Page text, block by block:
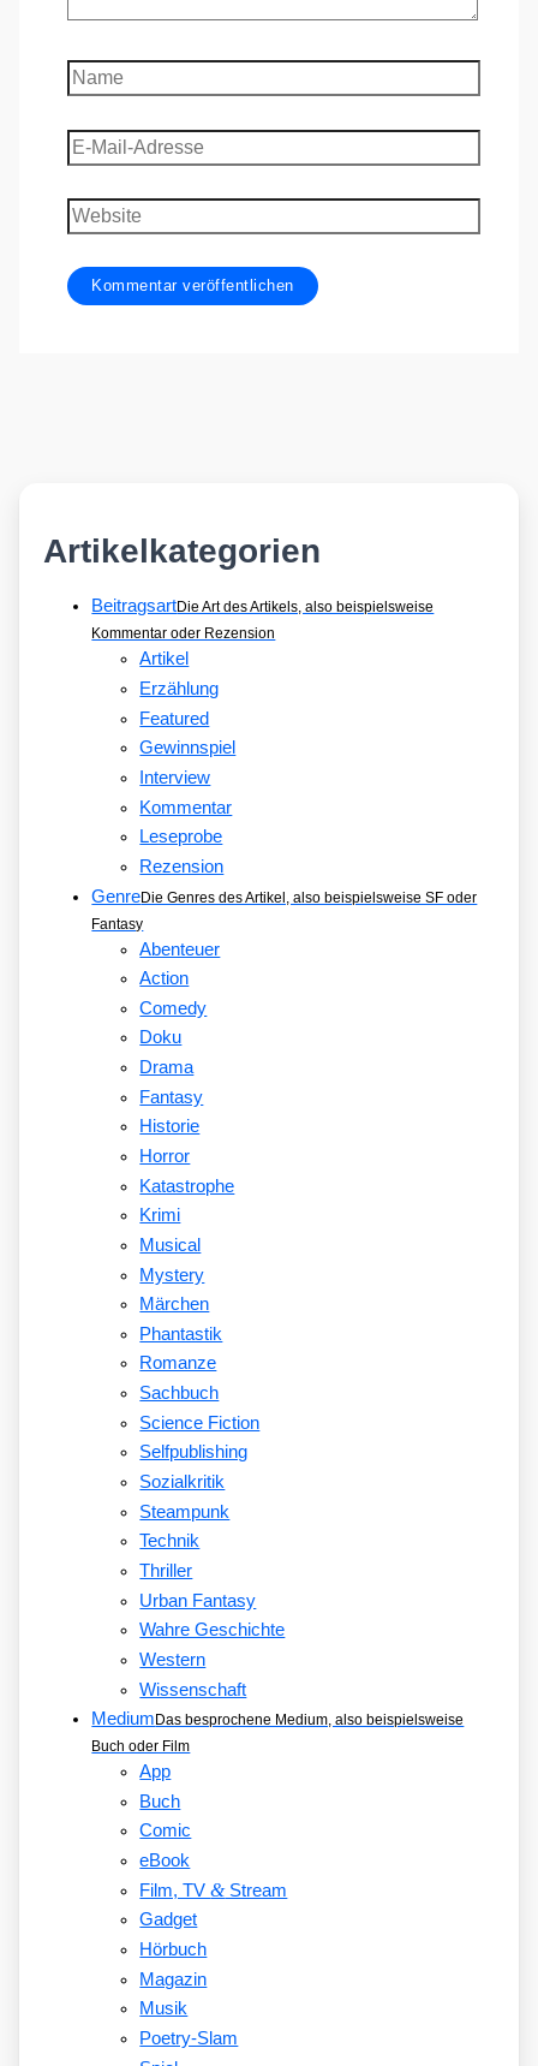
Name
E-
Mail-
Adresse
Website
Artikelkategorien
BeitragsartDie Art des Artikels, also beispielsweise
Kommentar oder Rezension
Artikel
Erzählung
Featured
Gewinnspiel
Interview
Kommentar
Leseprobe
Rezension
GenreDie Genres des Artikel, also beispielsweise SF oder
Fantasy
Abenteuer
Action
Comedy
Doku
Drama
Fantasy
Historie
Horror
Katastrophe
Krimi
Musical
Mystery
Märchen
Phantastik
Romanze
Sachbuch
Science Fiction
Selfpublishing
Sozialkritik
Steampunk
Technik
Thriller
Urban Fantasy
Wahre Geschichte
Western
Wissenschaft
Medium Das besprochene Medium, also beispielsweise
Buch oder Film
App
Buch
Comic
eBook
Film, TV&Stream
Gadget
Hörbuch
Magazin
Musik
Poetry-Slam